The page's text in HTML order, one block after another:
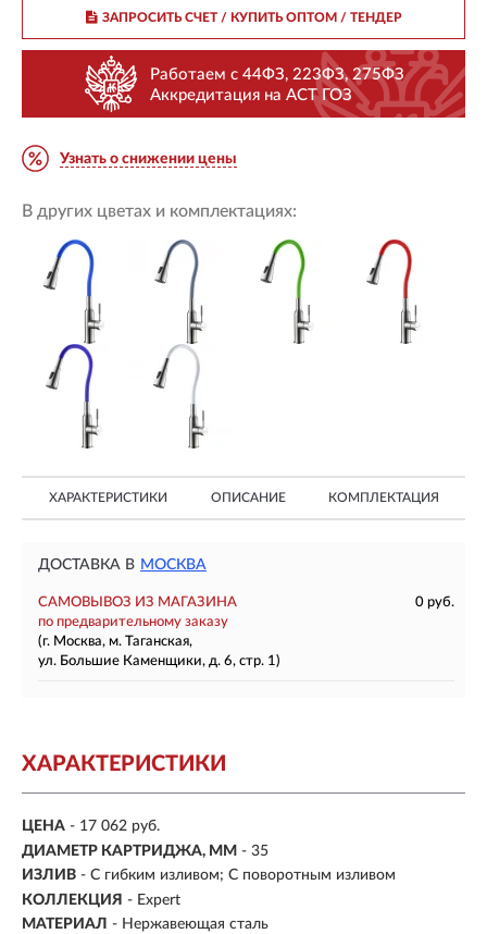
ЗАПРОСИТЬ СЧЕТ / КУПИТЬ ОПТОМ/ ТЕНДЕР
Работаем с 44ФЗ, 223ФЗ, 275ФЗ
Аккредитация на АСТ ГОЗ
Узнать о снижении цены
В других цветах и комплектациях:
ХАРАКТЕРИСТИКИ ОПИСАНИЕ КОМПЛЕКТАЦИЯ
ДОСТАВКА В МОСКВА
САМОВЫВОЗ ИЗ МАГАЗИНА
0 руб.
по предварительному заказу
(г. Москва, м. Таганская,
ул. Большие Каменщики, д. 6, стр. 1)
ХАРАКТЕРИСТИКИ
ЦЕНА - 17 062 руб.
ДИАМЕТР КАРТРИДЖА, ММ - 35
ИЗЛИВ - С гибким изливом; С поворотным изливом
КОЛЛЕКЦИЯ - Expert
МАТЕРИАЛ - Нержавеющая сталь